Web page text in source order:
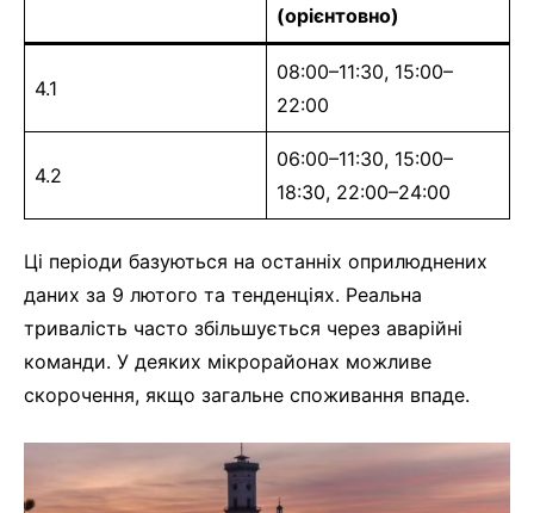
(орієнтовно)
4.1
08:00–11:30, 15:00–
22:00
4.2
06:00–11:30, 15:00–
18:30, 22:00–24:00
Ці періоди базуються на останніх оприлюднених
даних за 9 лютого та тенденціях. Реальна
тривалість часто збільшується через аварійні
команди. У деяких мікрорайонах можливе
скорочення, якщо загальне споживання впаде.